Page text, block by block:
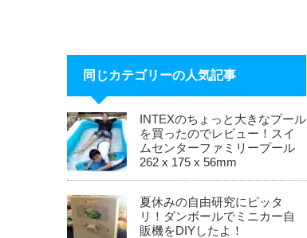
同じカテゴリーの人気記事
INTEXのちょっと大きなプール
を買ったのでレビュー！スイ
ムセンターファミリープール
262 x 175 x 56mm
夏休みの自由研究にピッタ
リ！ダンボールでミニカー自
販機をDIYしたよ！